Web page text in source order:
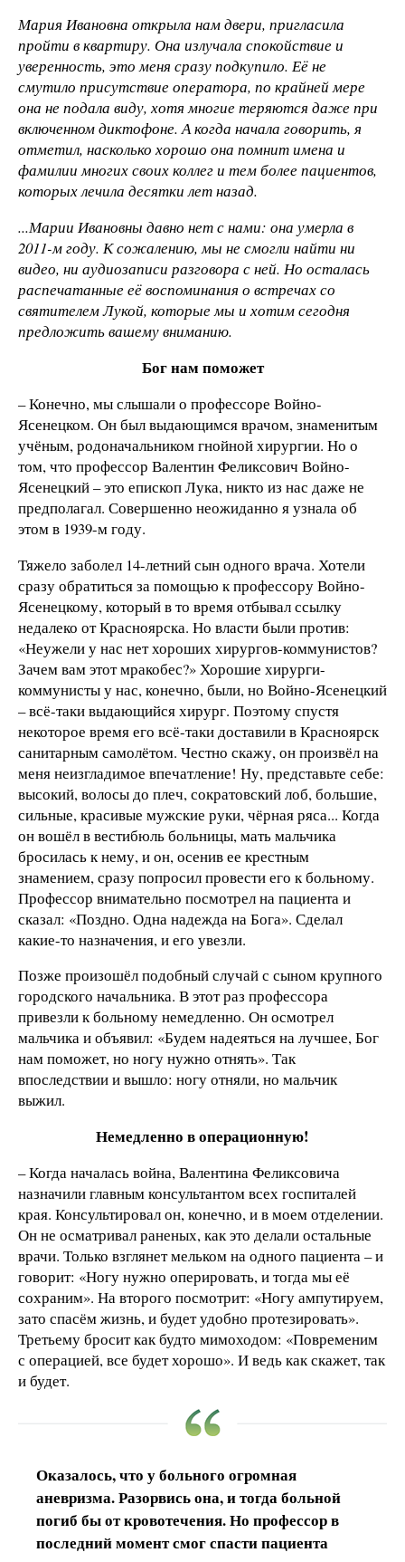
Мария Ивановна открыла нам двери, пригласила
пройти в квартиру. Она излучала спокойствие и
уверенность, это меня сразу подкупило. Её не
смутило присутствие оператора, по крайней мере
она не подала виду, хотя многие теряются даже при
включенном диктофоне. А когда начала говорить, я
отметил, насколько хорошо она помнит имена и
фамилии многих своих коллег и тем более пациентов,
которых лечила десятки лет назад.
...Марии Ивановны давно нет с нами: она умерла в
2011-м году. К сожалению, мы не смогли найти ни
видео, ни аудиозаписи разговора с ней. Но осталась
распечатанные её воспоминания о встречах со
святителем Лукой, которые мы и хотим сегодня
предложить вашему вниманию.
Бог нам поможет
– Конечно, мы слышали о профессоре Войно-
Ясенецком. Он был выдающимся врачом, знаменитым
учёным, родоначальником гнойной хирургии. Но о
том, что профессор Валентин Феликсович Войно-
Ясенецкий – это епископ Лука, никто из нас даже не
предполагал. Совершенно неожиданно я узнала об
этом в 1939-м году.
Тяжело заболел 14-летний сын одного врача. Хотели
сразу обратиться за помощью к профессору Войно-
Ясенецкому, который в то время отбывал ссылку
недалеко от Красноярска. Но власти были против:
«Неужели у нас нет хороших хирургов-коммунистов?
Зачем вам этот мракобес?» Хорошие хирурги-
коммунисты у нас, конечно, были, но Войно-Ясенецкий
– всё-таки выдающийся хирург. Поэтому спустя
некоторое время его всё-таки доставили в Красноярск
санитарным самолётом. Честно скажу, он произвёл на
меня неизгладимое впечатление! Ну, представьте себе:
высокий, волосы до плеч, сократовский лоб, большие,
сильные, красивые мужские руки, чёрная ряса... Когда
он вошёл в вестибюль больницы, мать мальчика
бросилась к нему, и он, осенив ее крестным
знамением, сразу попросил провести его к больному.
Профессор внимательно посмотрел на пациента и
сказал: «Поздно. Одна надежда на Бога». Сделал
какие-то назначения, и его увезли.
Позже произошёл подобный случай с сыном крупного
городского начальника. В этот раз профессора
привезли к больному немедленно. Он осмотрел
мальчика и объявил: «Будем надеяться на лучшее, Бог
нам поможет, но ногу нужно отнять». Так
впоследствии и вышло: ногу отняли, но мальчик
выжил.
Немедленно в операционную!
– Когда началась война, Валентина Феликсовича
назначили главным консультантом всех госпиталей
края. Консультировал он, конечно, и в моем отделении.
Он не осматривал раненых, как это делали остальные
врачи. Только взглянет мельком на одного пациента – и
говорит: «Ногу нужно оперировать, и тогда мы её
сохраним». На второго посмотрит: «Ногу ампутируем,
зато спасём жизнь, и будет удобно протезировать».
Третьему бросит как будто мимоходом: «Повременим
с операцией, все будет хорошо». И ведь как скажет, так
и будет.
Оказалось, что у больного огромная
аневризма. Разорвись она, и тогда больной
погиб бы от кровотечения. Но профессор в
последний момент смог спасти пациента